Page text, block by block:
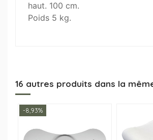
haut. 100 cm.
Poids 5 kg.
16 autres produits dans la
-8,93%